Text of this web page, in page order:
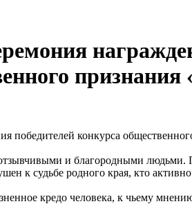
победителей конкурса
и благородными людьми.
к судьбе родного края, кто
кредо человека, к чьему